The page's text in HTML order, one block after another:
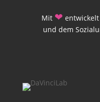
Mit ❤
und dem